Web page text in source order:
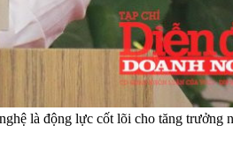
là động lực cốt lõi cho tăng trưởng